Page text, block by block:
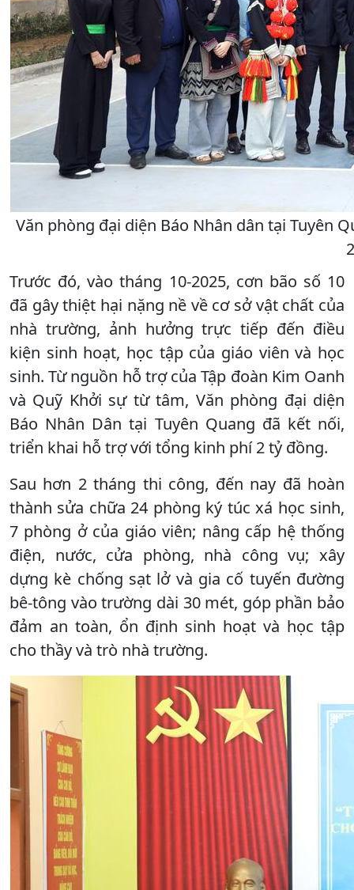
Văn phòng đại diện Báo Nhân dân tại Tuyên
Trước đó, vào tháng 10-2025, cơn bão số 10
đã gây thiệt hại nặng nề về cơ sở vật chất của
nhà trường, ảnh hưởng trực tiếp đến điều
kiện sinh hoạt, học tập của giáo viên và học
sinh. Từ nguồn hỗ trợ của Tập đoàn Kim Oanh
và Quỹ Khởi sự từ tâm, Văn phòng đại diện
Báo Nhân Dân tại Tuyên Quang đã kết nối,
triển khai hỗ trợ với tổng kinh phí 2 tỷ đồng.
Sau hơn 2 tháng thi công, đến nay đã hoàn
thành sửa chữa 24 phòng ký túc xá học sinh,
7 phòng ở của giáo viên; nâng cấp hệ thống
điện, nước, cửa phòng, nhà công vụ; xây
dựng kè chống sạt lở và gia cố tuyến đường
bê-tông vào trường dài 30 mét, góp phần bảo
đảm an toàn, ổn định sinh hoạt và học tập
cho thầy và trò nhà trường.